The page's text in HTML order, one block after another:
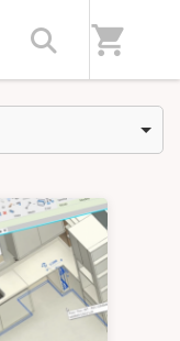
shopping_cart